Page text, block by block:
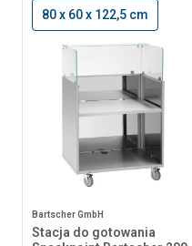
80 x 60 x 122,5 cm
Bartscher GmbH
Stacja do gotowania